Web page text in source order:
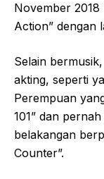
November 2018
Action” dengan
Selain
akting, seperti
Perempuan
101” dan
belakangan
Counter”.